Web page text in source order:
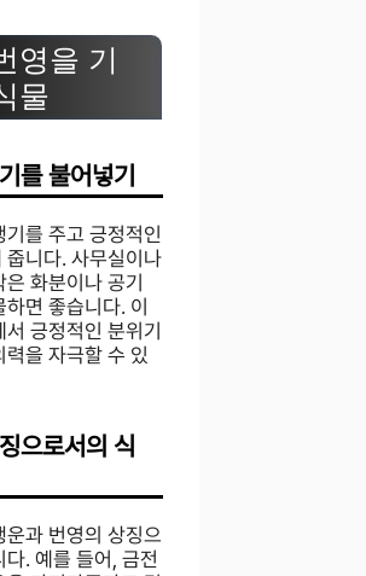
영을 기
물
를 불어넣기
를 주고 긍정적인
줍니다. 사무실이나
화분이나 공기
면 좋습니다. 이
긍정적인 분위기
을 자극할 수 있
으로서의 식
과 번영의 상징으
. 예를 들어, 금전